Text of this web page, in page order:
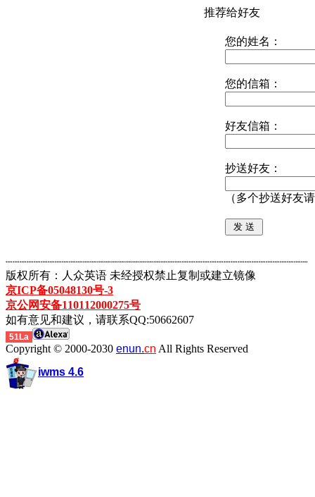
推荐给好友
您的姓名：
您的信箱：
好友信箱：
抄送好友：
（多个抄送好友
┈┈┈┈┈┈┈┈┈┈┈┈┈┈┈┈┈┈┈┈┈┈┈┈┈┈┈┈┈┈┈┈┈┈┈┈┈┈┈┈┈┈┈
版权所有：人众英语 未经授权禁止复制或建立镜像
京ICP备05048130号-3
京公网安备110112000275号
如有意见和建议，请联系QQ:50662607
51La
Copyright © 2000-2030 enun.cn All Rights Reserved
iwms 4.6